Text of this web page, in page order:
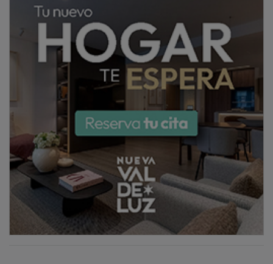
NOTICIAS RELACIONADAS
El CD Jadraque logra un histórico ascenso a
Primera Autonómica